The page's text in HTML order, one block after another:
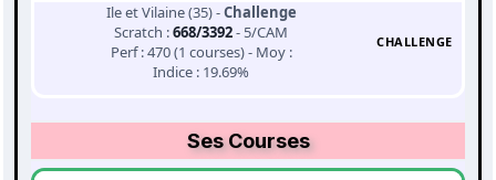
Ile et Vilaine (35) -Challenge
Scratch :668/3392- 5/CAM
Perf : 470 (1 courses) - Moy :
Indice : 19.69%
CHALLENGE
Ses Courses